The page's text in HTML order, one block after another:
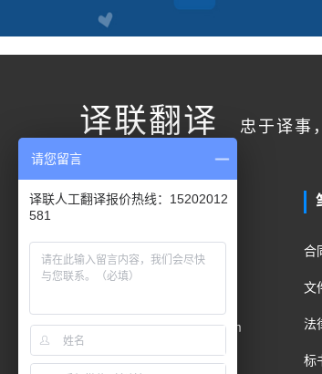
译联翻译 忠于译事
联系我们
客户服务
400电话：400-178-1661
Email：fanyi@translian.com
合
文
法
标
请您留言
译联人工翻译报价热线：15202012
581